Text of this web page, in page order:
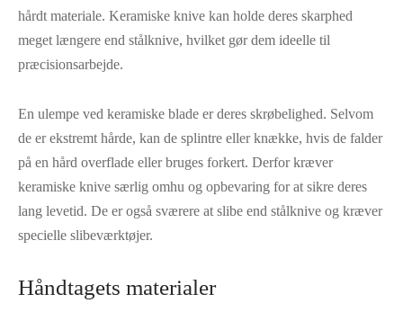
hårdt materiale. Keramiske knive kan holde deres skarphed
meget længere end stålknive, hvilket gør dem ideelle til
præcisionsarbejde.
En ulempe ved keramiske blade er deres skrøbelighed. Selvom
de er ekstremt hårde, kan de splintre eller knække, hvis de falder
på en hård overflade eller bruges forkert. Derfor kræver
keramiske knive særlig omhu og opbevaring for at sikre deres
lang levetid. De er også sværere at slibe end stålknive og kræver
specielle slibeværktøjer.
Håndtagets materialer